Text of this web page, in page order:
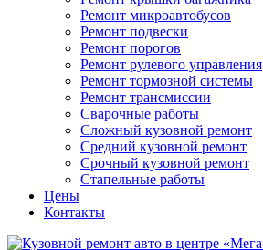
Ремонт микроавтобусов
Ремонт подвески
Ремонт порогов
Ремонт рулевого управления
Ремонт тормозной системы
Ремонт трансмиссии
Сварочные работы
Сложный кузовной ремонт
Средний кузовной ремонт
Срочный кузовной ремонт
Стапельные работы
Цены
Контакты